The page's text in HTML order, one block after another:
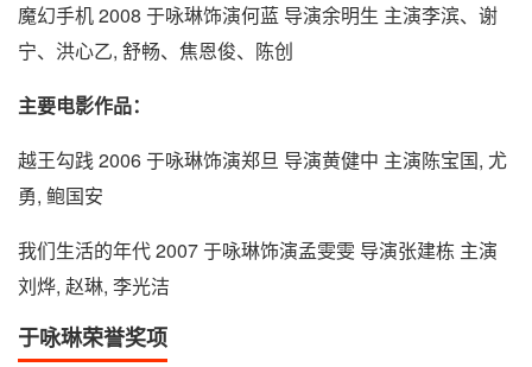
魔幻手机 2008 于咏琳饰演何蓝 导演余明生 主演李滨、谢
宁、洪心乙, 舒畅、焦恩俊、陈创
主要电影作品：
越王勾践 2006 于咏琳饰演郑旦 导演黄健中 主演陈宝国, 尤
勇, 鲍国安
我们生活的年代 2007 于咏琳饰演孟雯雯 导演张建栋 主演
刘烨, 赵琳, 李光洁
于咏琳荣誉奖项